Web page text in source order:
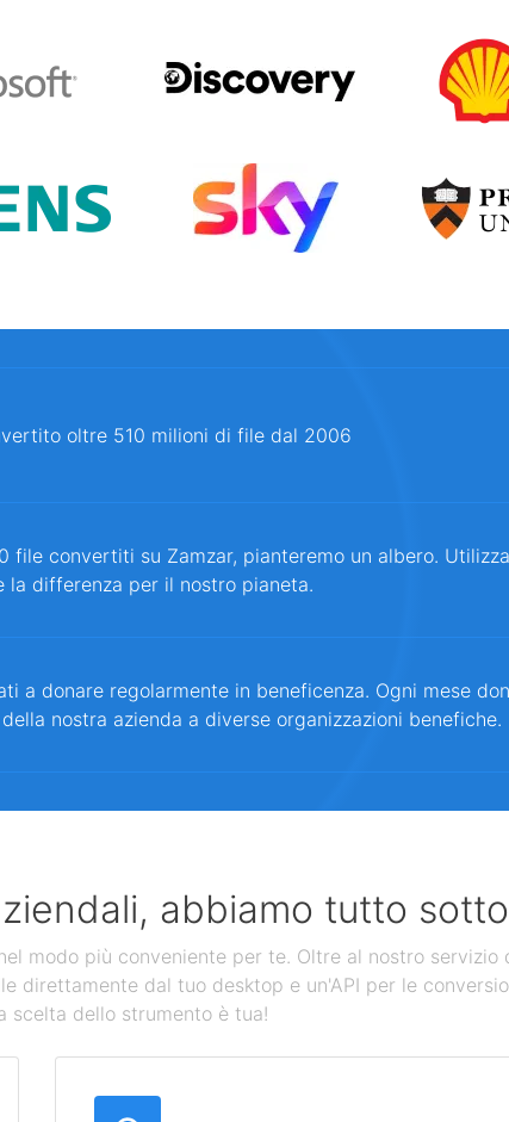
oltre 510 milioni di file dal 2006
file convertiti su Zamzar, pianteremo un albero.
la differenza per il nostro pianeta.
a donare regolarmente in beneficenza. Ogni mese
nostra azienda a diverse organizzazioni benefiche.
abbiamo tutto
modo più conveniente per te. Oltre al nostro servizio
direttamente dal tuo desktop e un'API per le
scelta dello strumento è tua!